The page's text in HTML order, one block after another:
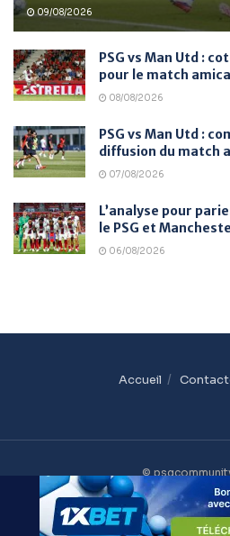
09/08/2026
PSG vs Man Utd :
pour le match amical
08/08/2026
PSG vs Man Utd :
diffusion du match
07/08/2026
L’analyse pour
le PSG et
06/08/2026
Accueil
©